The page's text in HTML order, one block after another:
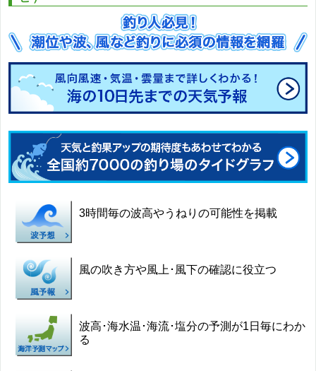
3時間毎の波高やうねりの可能性を掲載
風の吹き方や風上･風下の確認に役立つ
波高･海水温･海流･塩分の予測が1日毎にわか
る